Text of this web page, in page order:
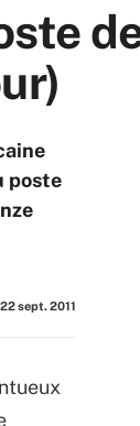
poste
22 sept. 2011